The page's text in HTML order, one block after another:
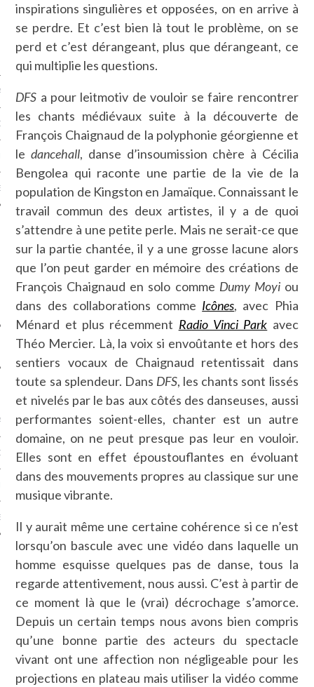
CARAVELLE
PODCAST
SUIVEZ-NOUS
CARAVELLE
CARAVELLE
PODCAST
inspirations singulières et opposées, on en arrive à
se perdre. Et c’est bien là tout le problème, on se
perd et c’est dérangeant, plus que dérangeant, ce
qui multiplie les questions.
DFS a pour leitmotiv de vouloir se faire rencontrer
les chants médiévaux suite à la découverte de
François Chaignaud de la polyphonie géorgienne et
ledancehall, danse d’insoumission chère à Cécilia
Bengolea qui raconte une partie de la vie de la
population de Kingston en Jamaïque. Connaissant le
travail commun des deux artistes, il y a de quoi
s’attendre à une petite perle. Mais ne serait-ce que
sur la partie chantée, il y a une grosse lacune alors
que l’on peut garder en mémoire des créations de
François Chaignaud en solo comme Dumy Moyiou
dans des collaborations comme Icônes, avec Phia
Ménard et plus récemment Radio Vinci Park avec
Théo Mercier. Là, la voix si envoûtante et hors des
sentiers vocaux de Chaignaud retentissait dans
toute sa splendeur. Dans DFS, les chants sont lissés
et nivelés par le bas aux côtés des danseuses, aussi
performantes soient-elles, chanter est un autre
domaine, on ne peut presque pas leur en vouloir.
Elles sont en effet époustouflantes en évoluant
dans des mouvements propres au classique sur une
musique vibrante.
Il y aurait même une certaine cohérence si ce n’est
lorsqu’on bascule avec une vidéo dans laquelle un
homme esquisse quelques pas de danse, tous la
regarde attentivement, nous aussi. C’est à partir de
ce moment là que le (vrai) décrochage s’amorce.
Depuis un certain temps nous avons bien compris
qu’une bonne partie des acteurs du spectacle
vivant ont une affection non négligeable pour les
projections en plateau mais utiliser la vidéo comme